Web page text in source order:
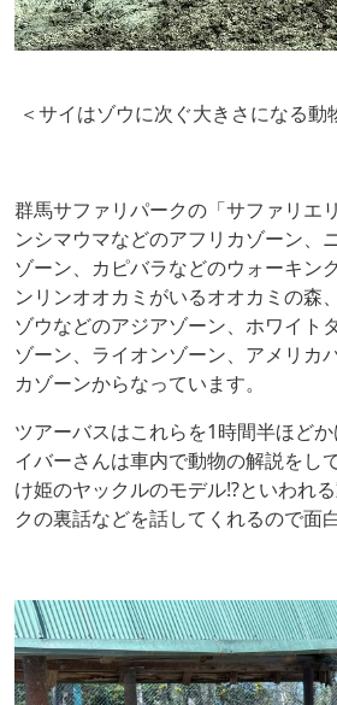
＜サイはゾウに次ぐ大きさになる動
群馬サファリパークの「サファリエ
ンシマウマなどのアフリカゾーン、
ゾーン、カピバラなどのウォーキン
ンリンオオカミがいるオオカミの森
ゾウなどのアジアゾーン、ホワイト
ゾーン、ライオンゾーン、アメリカ
カゾーンからなっています。
ツアーバスはこれらを1時間半ほど
イバーさんは車内で動物の解説をし
け姫のヤックルのモデル⁉︎といわれ
クの裏話などを話してくれるので面